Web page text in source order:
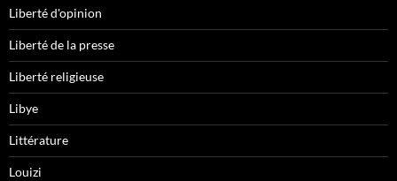
Liberté d'opinion
Liberté de la presse
Liberté religieuse
Libye
Littérature
Louizi